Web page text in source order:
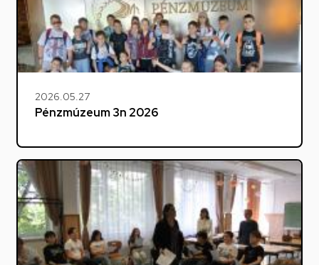
2026.05.27
Pénzmúzeum 3n 2026